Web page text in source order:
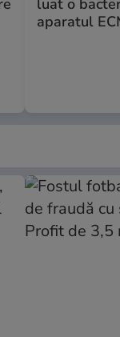
aparatul